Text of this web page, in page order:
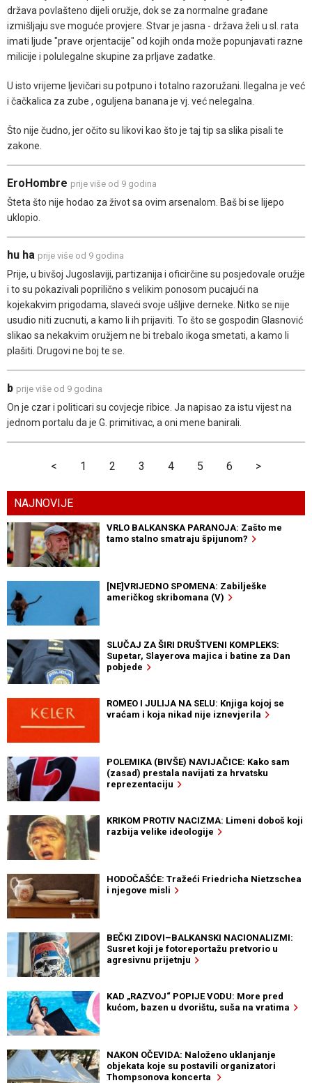
država povlašteno dijeli oružje, dok se za normalne građane
izmišljaju sve moguće provjere. Stvar je jasna - država želi u sl. rata
imati ljude "prave orjentacije" od kojih onda može popunjavati razne
milicije i polulegalne skupine za prljave zadatke.
U isto vrijeme ljevičari su potpuno i totalno razoružani. Ilegalna je već
i čačkalica za zube , oguljena banana je vj. već nelegalna.
Što nije čudno, jer očito su likovi kao što je taj tip sa slika pisali te
zakone.
EroHombre prije više od 9 godina
Šteta što nije hodao za život sa ovim arsenalom. Baš bi se lijepo
uklopio.
hu ha prije više od 9 godina
Prije, u bivšoj Jugoslaviji, partizanija i oficirčine su posjedovale oružje
i to su pokazivali poprilično s velikim ponosom pucajući na
kojekakvim prigodama, slaveći svoje ušljive derneke. Nitko se nije
usudio niti zucnuti, a kamo li ih prijaviti. To što se gospodin Glasnović
slikao sa nekakvim oružjem ne bi trebalo ikoga smetati, a kamo li
plašiti. Drugovi ne boj te se.
b prije više od 9 godina
On je czar i politicari su covjecje ribice. Ja napisao za istu vijest na
jednom portalu da je G. primitivac, a oni mene banirali.
< 1 2 3 4 5 6 >
NAJNOVIJE
VRLO BALKANSKA PARANOJA: Zašto me
tamo stalno smatraju špijunom?
[NE]VRIJEDNO SPOMENA: Zabilješke
američkog skribomana (V)
SLUČAJ ZA ŠIRI DRUŠTVENI KOMPLEKS:
Supetar, Slayerova majica i batine za Dan
pobjede
ROMEO I JULIJA NA SELU: Knjiga kojoj se
vraćam i koja nikad nije iznevjerila
POLEMIKA (BIVŠE) NAVIJAČICE: Kako sam
(zasad) prestala navijati za hrvatsku
reprezentaciju
KRIKOM PROTIV NACIZMA: Limeni doboš koji
razbija velike ideologije
HODOČAŠĆE: Tražeći Friedricha Nietzschea
i njegove misli
BEČKI ZIDOVI–BALKANSKI NACIONALIZMI:
Susret koji je fotoreportažu pretvorio u
agresivnu prijetnju
KAD „RAZVOJ“ POPIJE VODU: More pred
kućom, bazen u dvorištu, suša na vratima
NAKON OČEVIDA: Naloženo uklanjanje
objekata koje su postavili organizatori
Thompsonova koncerta